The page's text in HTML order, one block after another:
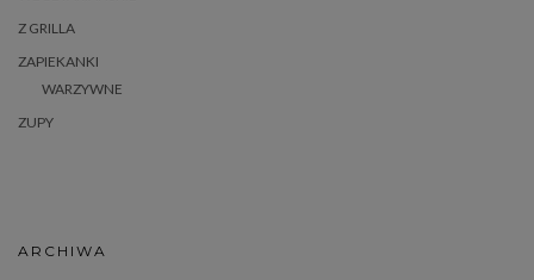
Z GRILLA
ZAPIEKANKI
WARZYWNE
ZUPY
ARCHIWA